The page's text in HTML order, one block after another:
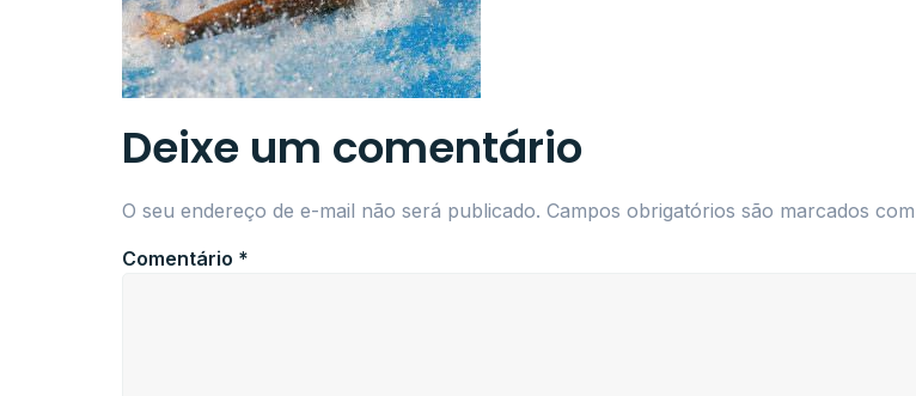
Deixe um comentário
O seu endereço de e-mail não será publicado. Campos obrigatórios são marcados com
Comentário *